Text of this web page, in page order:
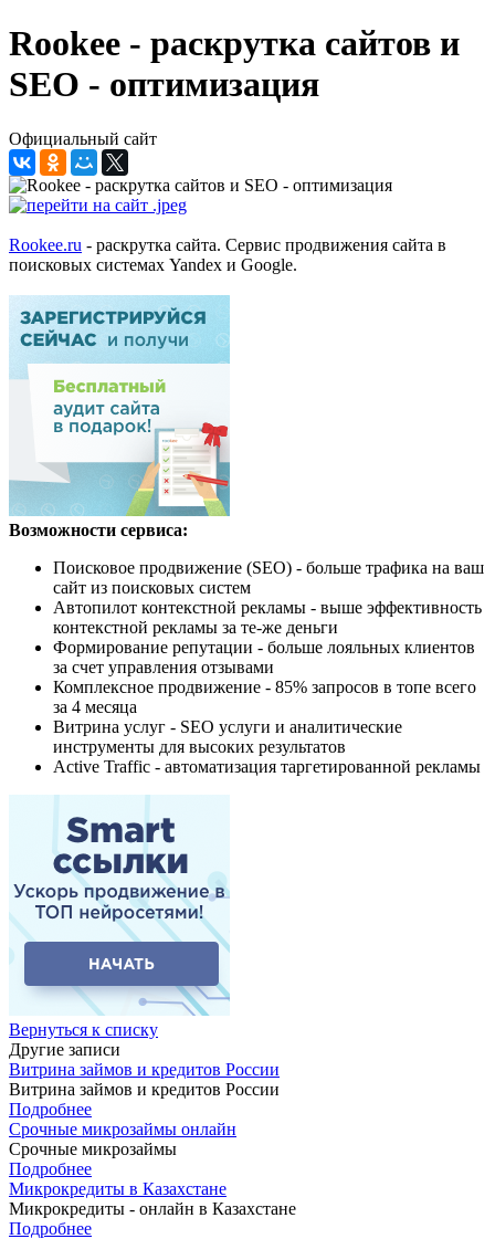
Rookee - раскрутка сайтов и
SEO - оптимизация
Официальный сайт
Rookee.ru - раскрутка сайта. Сервис продвижения сайта в
поисковых системах Yandex и Google.
Возможности сервиса:
Поисковое продвижение (SEO) - больше трафика на ваш
сайт из поисковых систем
Автопилот контекстной рекламы - выше эффективность
контекстной рекламы за те-же деньги
Формирование репутации - больше лояльных клиентов
за счет управления отзывами
Комплексное продвижение - 85% запросов в топе всего
за 4 месяца
Витрина услуг - SEO услуги и аналитические
инструменты для высоких результатов
Active Traffic - автоматизация таргетированной рекламы
Вернуться к списку
Другие записи
Витрина займов и кредитов России
Витрина займов и кредитов России
Подробнее
Срочные микрозаймы онлайн
Срочные микрозаймы
Подробнее
Микрокредиты в Казахстане
Микрокредиты - онлайн в Казахстане
Подробнее